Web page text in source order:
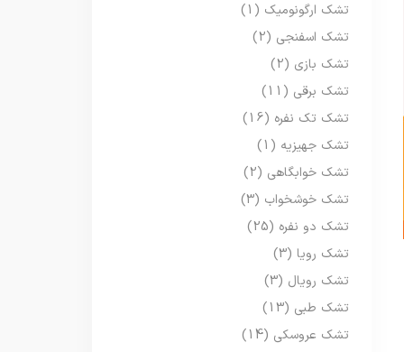
تشک ارگونومیک (1)
تشک اسفنجی (2)
تشک بازی (2)
تشک برقی (11)
تشک تک نفره (16)
تشک جهیزیه (1)
تشک خوابگاهی (2)
تشک خوشخواب (3)
تشک دو نفره (25)
تشک رویا (3)
تشک رویال (3)
تشک طبی (13)
تشک عروسکی (14)